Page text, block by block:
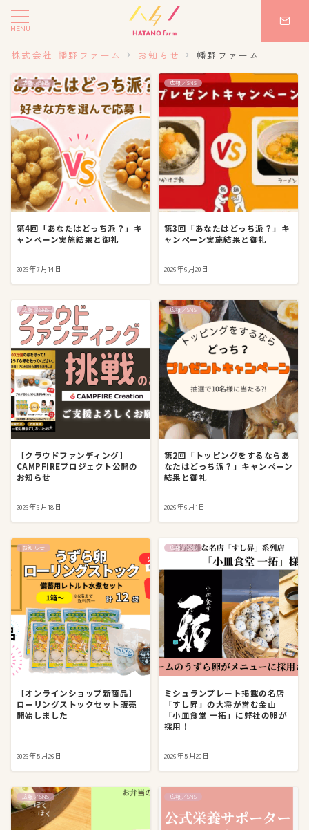
MENU
株式会社 幡野ファーム お知らせ 幡野ファーム
広報／SNS
第4回「あなたはどっち派？」キ
ャンペーン実施結果と御礼
2026年7月14日
広報／SNS
第3回「あなたはどっち派？」キ
ャンペーン実施結果と御礼
2026年6月20日
広報／SNS
【クラウドファンディング】
CAMPFIREプロジェクト公開の
お知らせ
2026年6月18日
広報／SNS
第2回「トッピングをするならあ
なたはどっち派？」キャンペーン
結果と御礼
2026年6月1日
お知らせ
【オンラインショップ新商品】
ローリングストックセット販売
開始しました
2026年5月26日
広報／SNS
ミシュランプレート掲載の名店
「すし昇」の大将が営む金山
「小皿食堂 一拓」に弊社の卵が
採用！
2026年5月20日
広報／SNS 広報／SNS